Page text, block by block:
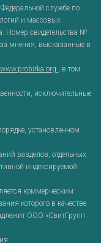
службе по
и массовых
Номер свидетельства №
за мнения, высказанные в
www.probirka.org , в том
исключительные
установленном
разделов, отдельных
индексируемой
коммерческим
которого в качестве
ООО «СвитГрупп